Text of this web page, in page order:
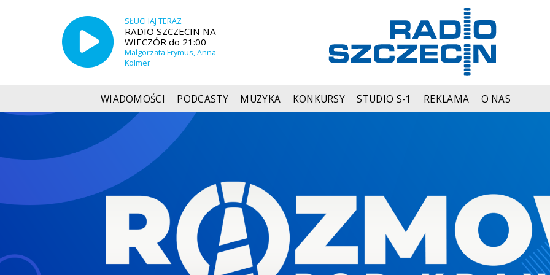
SŁUCHAJ TERAZ
RADIO SZCZECIN NA
WIECZÓR do 21:00
Małgorzata Frymus, Anna
Kolmer
WIADOMOŚCI PODCASTY MUZYKA KONKURSY STUDIO S-1 REKLAMA O NAS